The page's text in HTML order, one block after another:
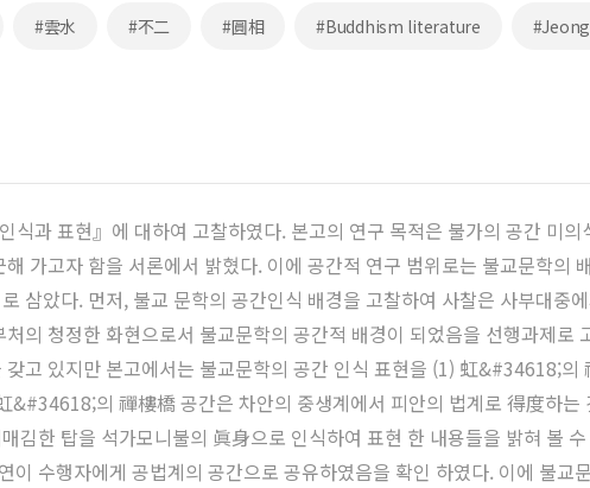
#雲水 #不二 #圓相 #Buddhism literature
식과 표현』에 대하여 고찰하였다. 본고의 연구 목적은 불가의 공간 미
가고자 함을 서론에서 밝혔다. 이에 공간적 연구 범위로는 불교문학의
삼았다. 먼저, 불교 문학의 공간인식 배경을 고찰하여 사찰은 사부대
의 청정한 화현으로서 불교문학의 공간적 배경이 되었음을 선행과제
갖고 있지만 본고에서는 불교문학의 공간 인식 표현을 (1) 虹&#34618;
&#34618;의 禪樓橋 공간은 차안의 중생계에서 피안의 법계로 得度하
김한 탑을 석가모니불의 眞身으로 인식하여 표현 한 내용들을 밝혀 볼
이 수행자에게 공법계의 공간으로 공유하였음을 확인 하였다. 이에 불